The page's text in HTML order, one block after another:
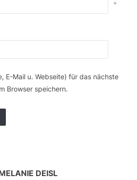
*
E-Mail u. Webseite) für das nächste
Browser speichern.
DEISL